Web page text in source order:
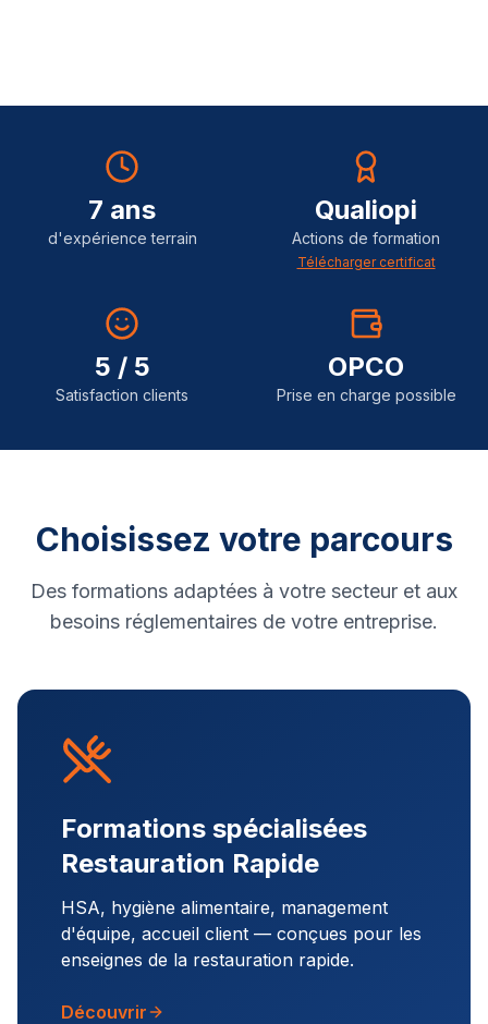
7 ans
d'expérience terrain
Qualiopi
Actions de formation
Télécharger certificat
5 / 5
Satisfaction clients
OPCO
Prise en charge possible
Choisissez votre parcours
Des formations adaptées à votre secteur et aux
besoins réglementaires de votre entreprise.
Formations spécialisées
Restauration Rapide
HSA, hygiène alimentaire, management
d'équipe, accueil client — conçues pour les
enseignes de la restauration rapide.
Découvrir